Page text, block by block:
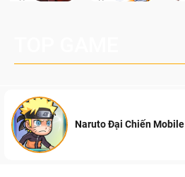
Naruto Đại Chiến Mobile